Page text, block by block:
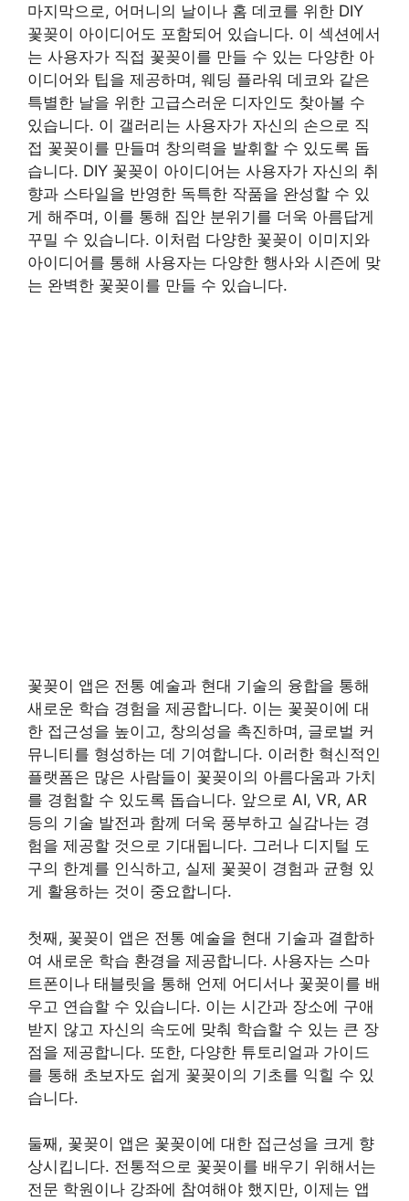
마지막으로, 어머니의 날이나 홈 데코를 위한 DIY
꽃꽂이 아이디어도 포함되어 있습니다. 이 섹션에서
는 사용자가 직접 꽃꽂이를 만들 수 있는 다양한 아
이디어와 팁을 제공하며, 웨딩 플라워 데코와 같은
특별한 날을 위한 고급스러운 디자인도 찾아볼 수
있습니다. 이 갤러리는 사용자가 자신의 손으로 직
접 꽃꽂이를 만들며 창의력을 발휘할 수 있도록 돕
습니다. DIY 꽃꽂이 아이디어는 사용자가 자신의 취
향과 스타일을 반영한 독특한 작품을 완성할 수 있
게 해주며, 이를 통해 집안 분위기를 더욱 아름답게
꾸밀 수 있습니다. 이처럼 다양한 꽃꽂이 이미지와
아이디어를 통해 사용자는 다양한 행사와 시즌에 맞
는 완벽한 꽃꽂이를 만들 수 있습니다.
꽃꽂이 앱은 전통 예술과 현대 기술의 융합을 통해
새로운 학습 경험을 제공합니다. 이는 꽃꽂이에 대
한 접근성을 높이고, 창의성을 촉진하며, 글로벌 커
뮤니티를 형성하는 데 기여합니다. 이러한 혁신적인
플랫폼은 많은 사람들이 꽃꽂이의 아름다움과 가치
를 경험할 수 있도록 돕습니다. 앞으로 AI, VR, AR
등의 기술 발전과 함께 더욱 풍부하고 실감나는 경
험을 제공할 것으로 기대됩니다. 그러나 디지털 도
구의 한계를 인식하고, 실제 꽃꽂이 경험과 균형 있
게 활용하는 것이 중요합니다.
첫째, 꽃꽂이 앱은 전통 예술을 현대 기술과 결합하
여 새로운 학습 환경을 제공합니다. 사용자는 스마
트폰이나 태블릿을 통해 언제 어디서나 꽃꽂이를 배
우고 연습할 수 있습니다. 이는 시간과 장소에 구애
받지 않고 자신의 속도에 맞춰 학습할 수 있는 큰 장
점을 제공합니다. 또한, 다양한 튜토리얼과 가이드
를 통해 초보자도 쉽게 꽃꽂이의 기초를 익힐 수 있
습니다.
둘째, 꽃꽂이 앱은 꽃꽂이에 대한 접근성을 크게 향
상시킵니다. 전통적으로 꽃꽂이를 배우기 위해서는
전문 학원이나 강좌에 참여해야 했지만, 이제는 앱